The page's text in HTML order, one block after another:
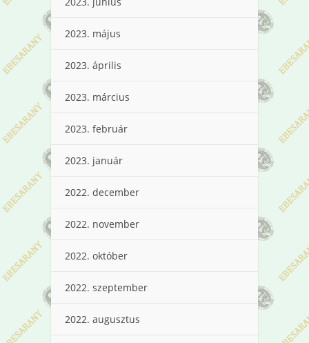
2023. május
2023. április
2023. március
2023. február
2023. január
2022. december
2022. november
2022. október
2022. szeptember
2022. augusztus